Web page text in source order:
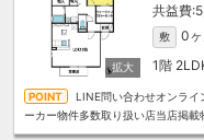
敷 0ヶ
1階
LINE問い合わせオンライ
ーカー物件多数取り扱い店当店掲載